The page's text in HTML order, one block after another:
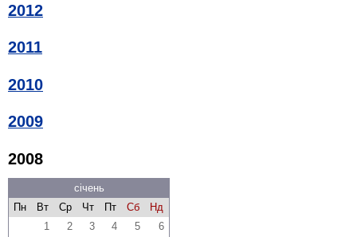
2012
2011
2010
2009
2008
січень
Пн
Вт Ср Чт Пт Сб
Нд
1
2 3 4 5
6